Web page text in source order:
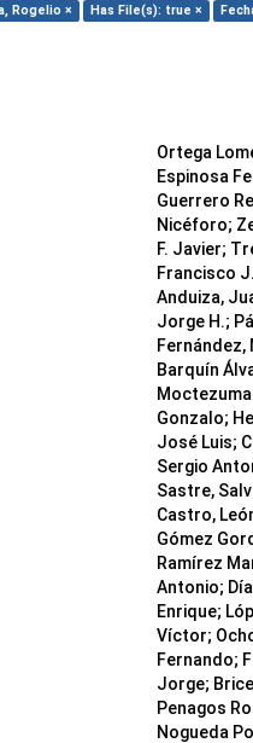
Rogelio × Has File(s): true ×
Ortega
Espinosa
Guerrero
Nicéforo;
F. Javier;
Francisco
Anduiza,
Jorge H.;
Fernández,
Barquín
Gonzalo;
José Luis;
Sergio
Sastre,
Castro,
Gómez
Ramírez
Antonio;
Enrique;
Víctor;
Fernando;
Jorge;
Penagos
Nogueda